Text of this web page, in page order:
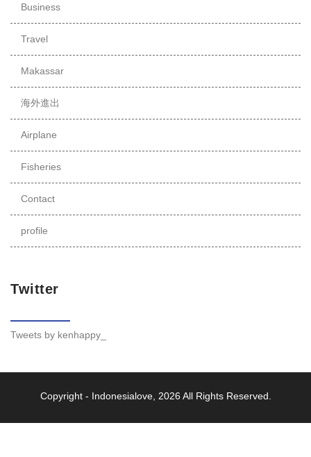
Business
Travel
Makassar
海外進出
Airplane
Fisheries
Contact
profile
Twitter
Tweets by kenhappy_
Copyright - Indonesialove, 2026 All Rights Reserved.